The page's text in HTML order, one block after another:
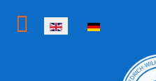
Select your language